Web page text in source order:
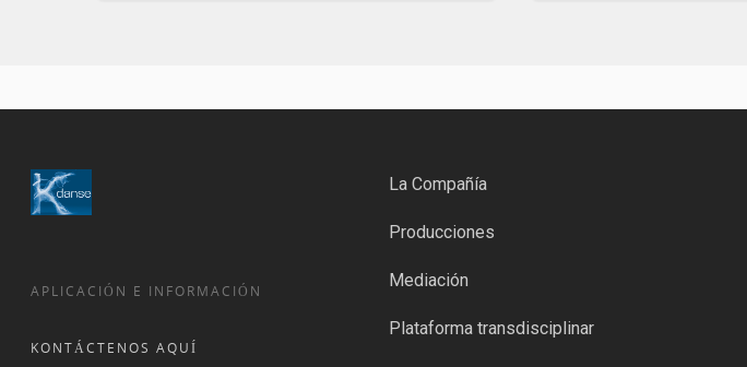
APLICACIÓN E INFORMACIÓN
KONTÁCTENOS AQUÍ
La Compañía
Producciones
Mediación
Plataforma transdisciplinar